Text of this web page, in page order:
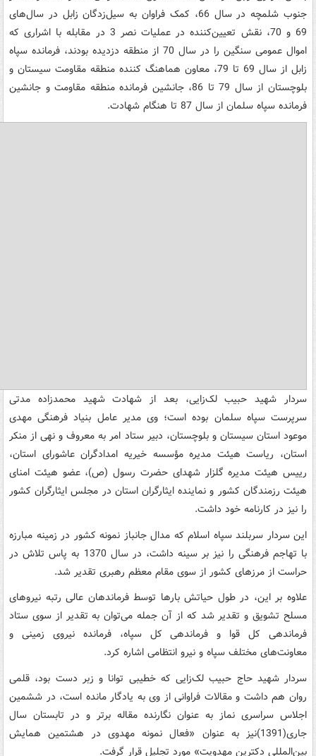
جنوب شلمچه در سال 66، کمک فراوان به سیل‌زدگان زابل در سال‌های
69 و 70، نقش تعیین‌کننده در عملیات نصر 3 در مقابله با اشراری که
اموال عمومی سنگین را در سال 70 از منطقه دزدیده بودند، فرمانده سپاه
زابل از سال 69 تا 79، معاون هماهنگ کننده منطقه مقاومت سیستان و
بلوچستان از سال 79 تا 86، جانشین فرمانده منطقه مقاومت و جانشین
فرمانده سپاه سلمان از سال 87 تا هنگام شهادت.
سردار شهید حبیب لک‌زایی، بعد از شهادت شهید محمدزاده مدتی
سرپرست سپاه سلمان بوده است؛ وی مدیر عامل بنیاد فرهنگی مهدی
موعود استان سیستان و بلوچستان، دبیر ستاد امر به معروف و نهی از منکر
استان،‌ ریاست هیئت مدیره مؤسسه خیریه امدادگران عاشورای استان،
رییس هیئت مدیره گلزار شهدای حضرت رسول (ص)، عضو هیئت امنای
هیئت رزمندگان کشور و نماینده ایثارگران استان در مجلس ایثارگران کشور
را نیز در کارنامه خود داشت.
‌این سردار سربلند سپاه اسلام که مدال جانباز نمونه کشور در زمینه مبارزه
با تهاجم فرهنگی را نیز بر سینه داشت، در سال 1370 به پاس تلاش در
حراست از مرزهای کشور از سوی مقام معظم رهبری تقدیر ‌شد.
علاوه بر این، در طول حیاتش بارها توسط فرماندهان عالی رتبه نیروهای
مسلح تشویق و تقدیر ‌شد که از آن جمله می‌توان به تقدیر از سوی ستاد
فرماندهی کل قوا و فرماندهی کل سپاه، فرمانده نیروی زمینی و
معاونت‌های مختلف سپاه و نیرو انتظامی اشاره کرد.
سردار شهید حاج حبیب لک‌زایی که خطیبی توانا و زبر دست بود، قلمی
روان هم داشت و مقالات فراوانی از وی به یادگار مانده است، در ششمین
اجلاس سراسری نماز به عنوان نگارنده مقاله برتر و در تابستان سال
جاری(1391)نیز به عنوان «فعال نمونه مهدوی در هشتمین همایش
بین‌المللی دکترین مهدویت» مورد تجلیل قرار گرفت.